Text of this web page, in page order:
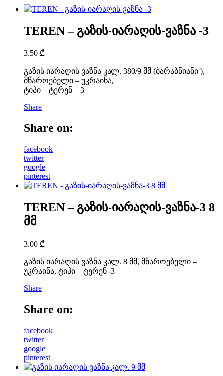
TEREN – გაზის-იარაღის-ვაზნა -3
3.50 ₾
გაზის იარაღის ვაზნა კალ. 380/9 მმ (ბარაბნიანი ),
მწაროებელი – უკრაინა,
ტიპი – ტერენ – 3
Share
Share on:
facebook
twitter
google
pinterest
TEREN – გაზის-იარაღის-ვაზნა-3 8
მმ
3.00 ₾
გაზის იარაღის ვაზნა კალ. 8 მმ, მწაროებელი –
უკრაინა, ტიპი – ტერენ -3
Share
Share on:
facebook
twitter
google
pinterest